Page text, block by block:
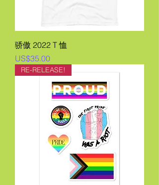
骄傲 2022 T 恤
價格
US$35.00
RE-RELEASE!